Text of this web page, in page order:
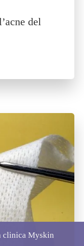
del
clinica Myskin